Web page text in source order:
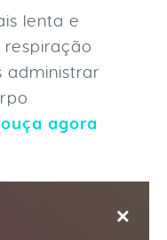
lenta e
administrar
agora